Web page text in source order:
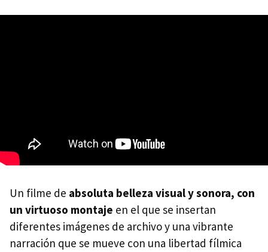
Un filme de absoluta belleza visual y sonora, con
un virtuoso montaje en el que se insertan
diferentes imágenes de archivo y una vibrante
narración que se mueve con una libertad fílmica